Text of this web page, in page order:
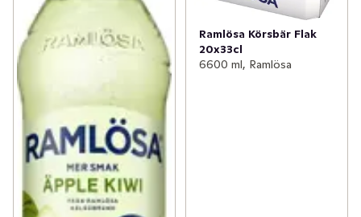
Ramlösa Körsbär Flak
20x33cl
6600 ml, Ramlösa